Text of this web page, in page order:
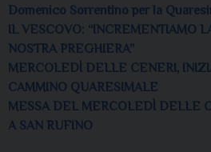
Domenico Sorrentino per la
IL VESCOVO: “INCREMENTIAMO
NOSTRA PREGHIERA”
MERCOLEDÌ DELLE CENERI,
CAMMINO QUARESIMALE
MESSA DEL MERCOLEDÌ DELLE
A SAN RUFINO